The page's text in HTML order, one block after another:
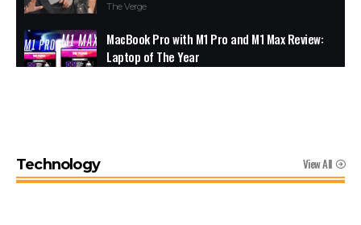
The Verge
MacBook Pro with M1 Pro and M1 Max Review:
Laptop of The Year
Screens, Big Ambitions, Small Price
Technology View All